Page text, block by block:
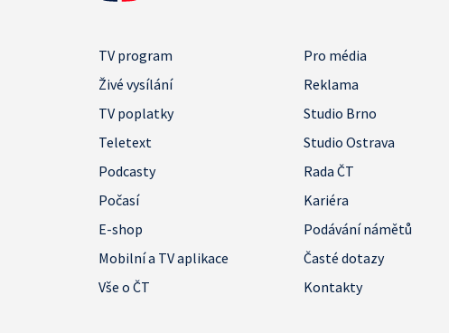
TV program
Pro média
Živé vysílání
Reklama
TV poplatky
Studio Brno
Teletext
Studio Ostrava
Podcasty
Rada ČT
Počasí
Kariéra
E-shop
Podávání námětů
Mobilní a TV aplikace
Časté dotazy
Vše o ČT
Kontakty